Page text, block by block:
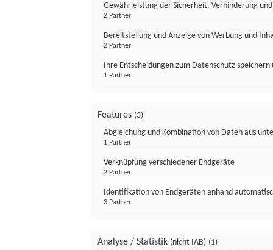
Gewährleistung der Sicherheit, Verhinderung
2 Partner
Bereitstellung und Anzeige von Werbung und
2 Partner
Ihre Entscheidungen zum Datenschutz
1 Partner
Features (3)
Abgleichung und Kombination von Daten aus
1 Partner
Verknüpfung verschiedener Endgeräte
2 Partner
Identifikation von Endgeräten anhand
3 Partner
Analyse / Statistik (nicht IAB) (1)